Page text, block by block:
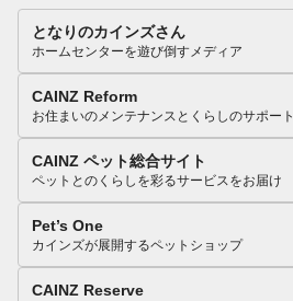
となりのカインズさん
ホームセンターを遊び倒すメディア
CAINZ Reform
お住まいのメンテナンスとくらしのサポート
CAINZ ペット総合サイト
ペットとのくらしを彩るサービスをお届け
Pet’s One
カインズが展開するペットショップ
CAINZ Reserve